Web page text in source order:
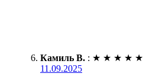
Камиль В. : ★ ★ ★ ★ ★
11.09.2025